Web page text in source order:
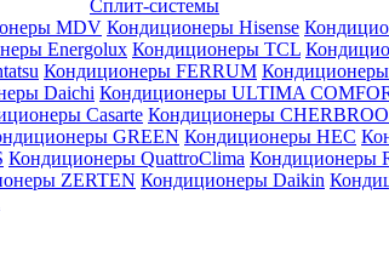
Сплит-системы
MDV Кондиционеры Hisense
Energolux Кондиционеры TCL
Кондиционеры FERRUM
Daichi Кондиционеры ULTIMA
Casarte Кондиционеры
GREEN Кондиционеры HEC
Кондиционеры QuattroClima Кондиционеры
ZERTEN Кондиционеры Daikin